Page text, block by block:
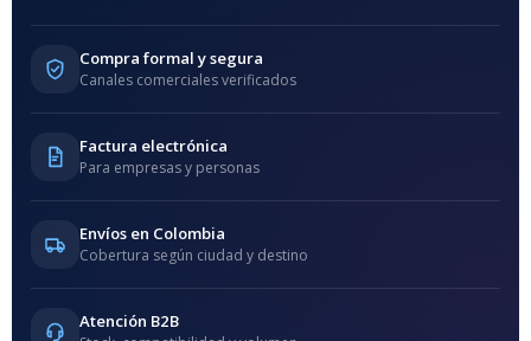
Compra formal y segura
Canales comerciales verificados
Factura electrónica
Para empresas y personas
Envíos en Colombia
Cobertura según ciudad y destino
Atención B2B